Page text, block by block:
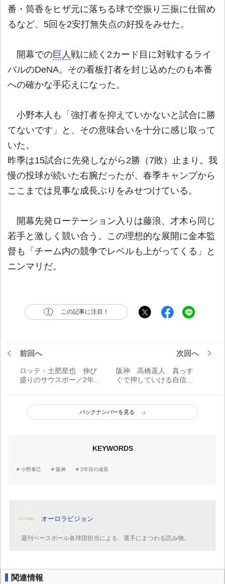
番・筒香をヒザ元に落ちる球で空振り三振に仕留め
るなど、5回を2安打無失点の好投をみせた。
開幕での巨人戦に続く2カード目に対戦するライ
バルのDeNA。その看板打者を封じ込めたのも本番
への確かな手応えになった。
小野本人も「強打者を抑えていかないと試合に勝
てないです」と、その意味合いを十分に感じ取って
いた。
昨季は15試合に先発しながら2勝（7敗）止まり。我
慢の投球が続いた右腕だったが、春季キャンプから
ここまでは見事な成長ぶりをみせつけている。
開幕先発ローテーション入りは藤浪、才木ら同じ
若手と激しく競い合う。この理想的な展開に金本監
督も「チーム内の競争でレベルも上がってくる」と
ニンマリだ。
この記事に注目！
前回へ
ロッテ・土肥星也 伸び
盛りのサウスポー／2年目
次回へ
阪神 高橋遥人 真っす
ぐで押していける自信あ
た
バックナンバーを見る
KEYWORDS
小野泰己 阪神 2年目の成長
オーロラビジョン
週刊ベースボール各球団担当による、選手にまつわる読み物。
関連情報